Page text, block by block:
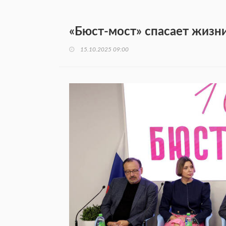
«Бюст-мост» спасает
15.10.2025 09:00